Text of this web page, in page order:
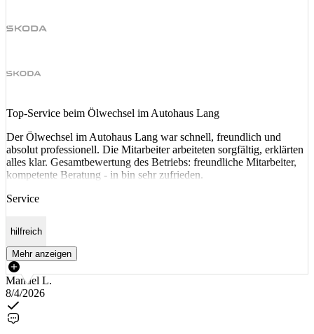
Top‑Service beim Ölwechsel im Autohaus Lang
Der Ölwechsel im Autohaus Lang war schnell, freundlich und
absolut professionell. Die Mitarbeiter arbeiteten sorgfältig, erklärten
alles klar. Gesamtbewertung des Betriebs: freundliche Mitarbeiter,
kompetente Beratung - in bin sehr zufrieden.
Service
hilfreich
Mehr anzeigen
Manuel L.
8/4/2026